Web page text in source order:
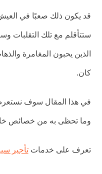
قد يكون ذلك صعبًا في
ستتأقلم مع تلك التقلبات
الذين يحبون المغامرة
كان.
في هذا المقال سوف
وما تحظى به من خصائص
تعرف على خدماتتأجير